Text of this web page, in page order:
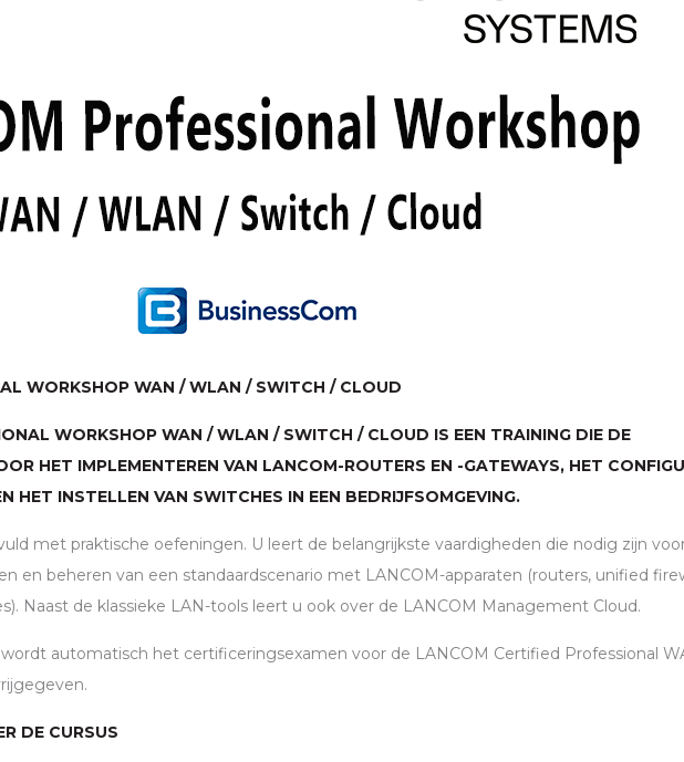
WORKSHOP WAN /WLAN / SWITCH / CLOUD
WORKSHOP WAN /WLAN / SWITCH / CLOUD IS EEN TRAINING DIE DE
HET IMPLEMENTEREN VAN LANCOM-ROUTERS EN -GATEWAYS, HET
HET INSTELLEN VAN SWITCHES IN EEN BEDRIJFSOMGEVING.
met praktische oefeningen. U leert de belangrijkste vaardigheden die nodig zijn
en beheren van een standaardscenario met LANCOM-apparaten (routers, unified
Naast de klassieke LAN-tools leert u ook over de LANCOM Management Cloud.
automatisch het certificeringsexamen voor de LANCOM Certified Professional
DE CURSUS